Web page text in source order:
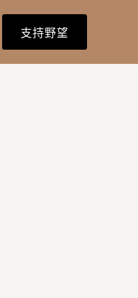
支持野望